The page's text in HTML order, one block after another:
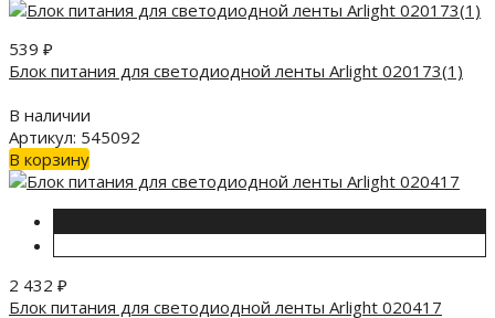
539 ₽
Блок питания для светодиодной ленты Arlight 020173(1)
В наличии
Артикул: 545092
В корзину
2 432 ₽
Блок питания для светодиодной ленты Arlight 020417